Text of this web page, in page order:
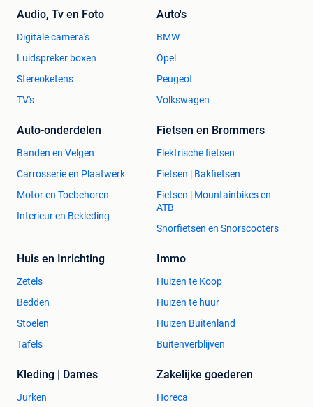
Audio, Tv en Foto
Digitale camera's
Luidspreker boxen
Stereoketens
TV's
Auto's
BMW
Opel
Peugeot
Volkswagen
Auto-onderdelen
Banden en Velgen
Carrosserie en Plaatwerk
Motor en Toebehoren
Interieur en Bekleding
Fietsen en Brommers
Elektrische fietsen
Fietsen | Bakfietsen
Fietsen | Mountainbikes en
ATB
Snorfietsen en Snorscooters
Huis en Inrichting
Zetels
Bedden
Stoelen
Tafels
Immo
Huizen te Koop
Huizen te huur
Huizen Buitenland
Buitenverblijven
Kleding | Dames
Jurken
Zakelijke goederen
Horeca